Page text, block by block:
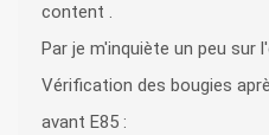
content .
Par je m'inquiète un peu sur
Vérification des bougies
avant E85 :